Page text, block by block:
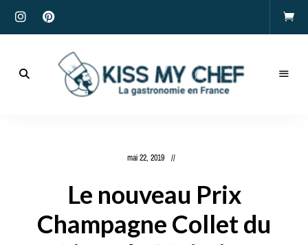
mai 22, 2019
Le nouveau Prix
Champagne Collet du